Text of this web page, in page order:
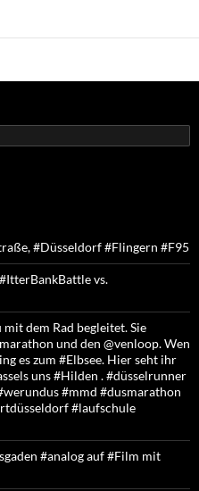
#Düsseldorf #Flingern #F95
vs.
dem Rad begleitet. Sie
und den @venloop. Wen
es zum #Elbsee. Hier seht ihr
uns #Hilden . #düsselrunner
#mmd #dusmarathon
#laufschule
#analog auf #Film mit